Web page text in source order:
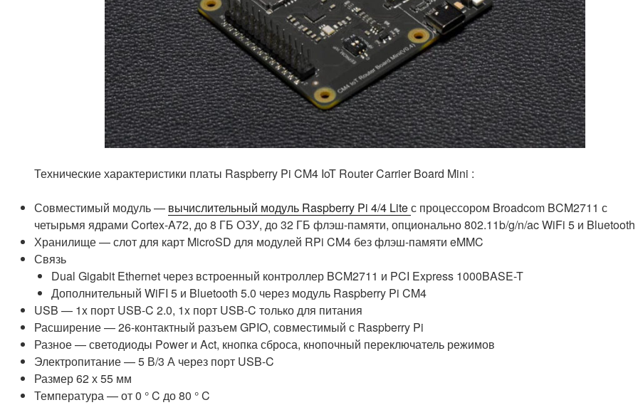
Технические характеристики платы Raspberry Pi CM4 IoT Router Carrier Board Mini :
Совместимый модуль — вычислительный модуль Raspberry Pi 4/4 Liteс процессором Broadcom BCM2711 с
четырьмя ядрами Cortex-A72, до 8 ГБ ОЗУ, до 32 ГБ флэш-памяти, опционально 802.11b/g/n/ac WiFi 5 и Bluetooth
Хранилище — слот для карт MicroSD для модулей RPi CM4 без флэш-памяти eMMC
Связь
Dual Gigabit Ethernet через встроенный контроллер BCM2711 и PCI Express 1000BASE-T
Дополнительный WiFI 5 и Bluetooth 5.0 через модуль Raspberry Pi CM4
USB — 1x порт USB-C 2.0, 1x порт USB-C только для питания
Расширение — 26-контактный разъем GPIO, совместимый с Raspberry Pi
Разное — светодиоды Power и Act, кнопка сброса, кнопочный переключатель режимов
Электропитание — 5 В/3 А через порт USB-C
Размер 62 х 55 мм
Температура — от 0 ° C до 80 ° C